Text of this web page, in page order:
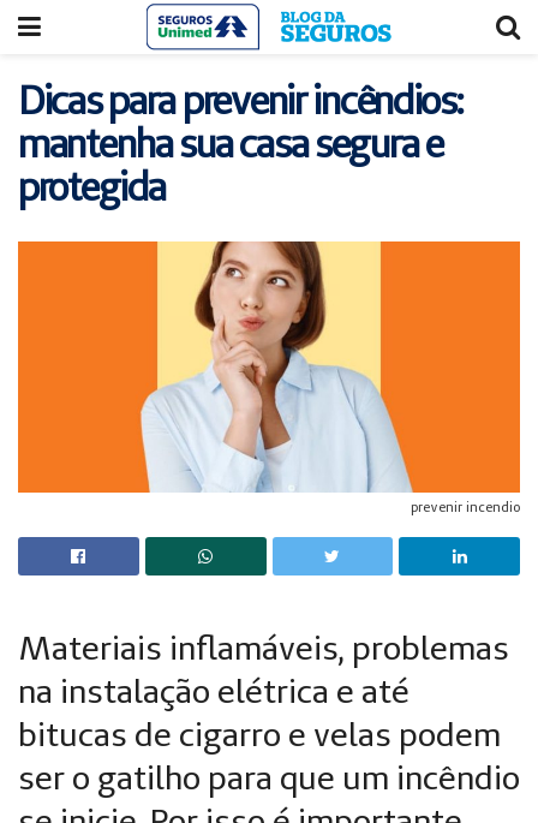
Dicas para prevenir incêndios:
mantenha sua casa segura e
protegida
prevenir incendio
Materiais inflamáveis, problemas
na instalação elétrica e até
bitucas de cigarro e velas podem
ser o gatilho para que um incêndio